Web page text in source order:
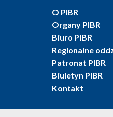
O PIBR
Organy PIBR
Biuro PIBR
Regionalne
Patronat PIBR
Biuletyn PIBR
Kontakt